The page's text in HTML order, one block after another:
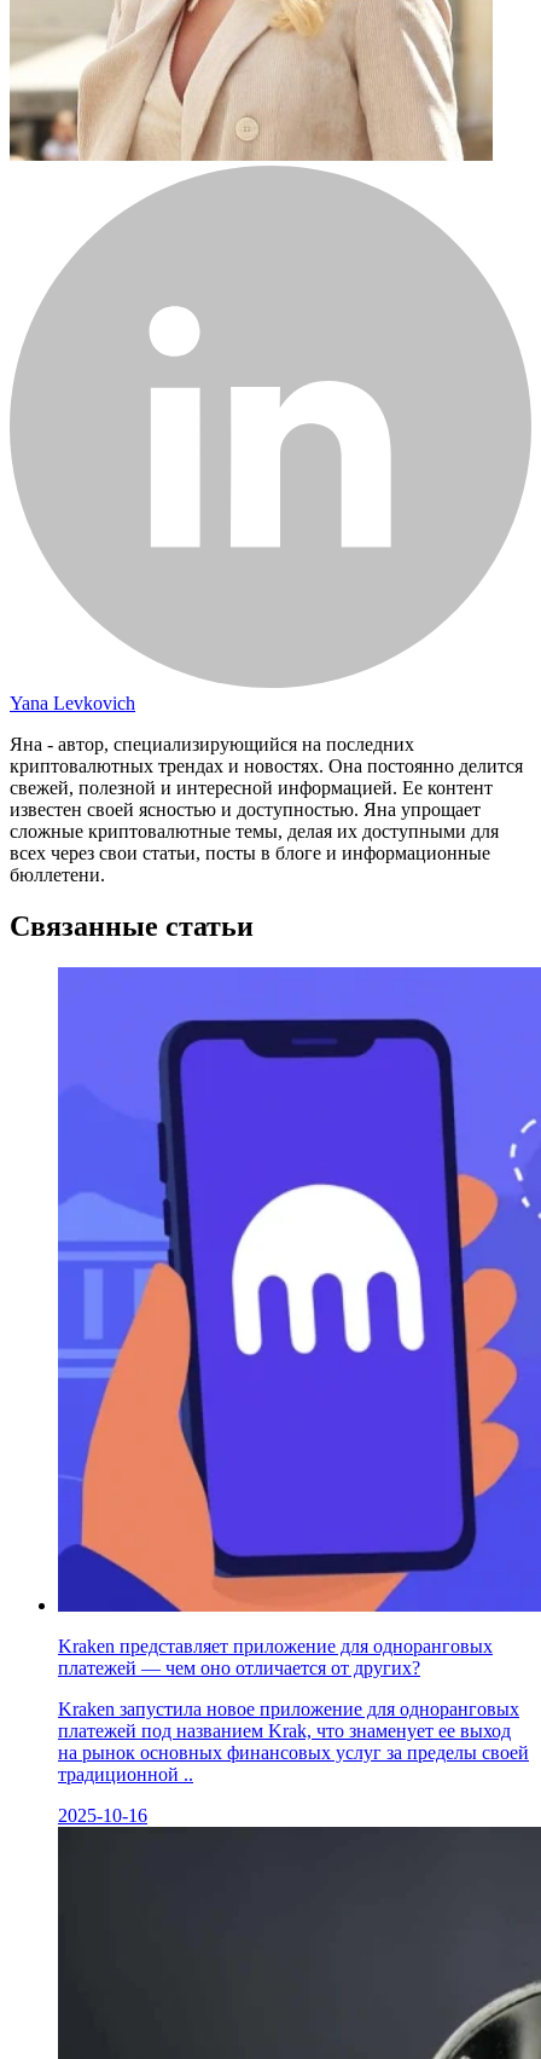
Yana Levkovich
Яна - автор, специализирующийся на последних
криптовалютных трендах и новостях. Она постоянно делится
свежей, полезной и интересной информацией. Ее контент
известен своей ясностью и доступностью. Яна упрощает
сложные криптовалютные темы, делая их доступными для
всех через свои статьи, посты в блоге и информационные
бюллетени.
Связанные статьи
Kraken представляет приложение для одноранговых
платежей — чем оно отличается от других?
Kraken запустила новое приложение для одноранговых
платежей под названием Krak, что знаменует ее выход
на рынок основных финансовых услуг за пределы своей
традиционной ..
2025-10-16